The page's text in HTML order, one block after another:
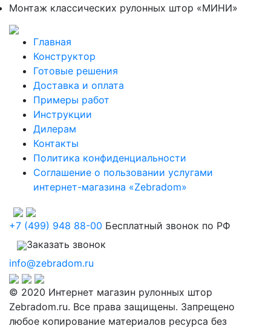
Монтаж классических рулонных штор «МИНИ»
Главная
Конструктор
Готовые решения
Доставка и оплата
Примеры работ
Инструкции
Дилерам
Контакты
Политика конфиденциальности
Соглашение о пользовании услугами
интернет-магазина «Zebradom»
+7 (499) 948 88-00 Бесплатный звонок по РФ
Заказать звонок
info@zebradom.ru
© 2020 Интернет магазин рулонных штор
Zebradom.ru. Все права защищены. Запрещено
любое копирование материалов ресурса без